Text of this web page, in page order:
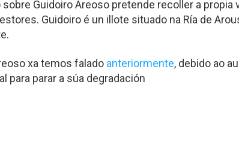
Guidoiro Areoso pretende recoller a
Guidoiro é un illote situado na Ría de
xa temos falado anteriormente, debido ao
para parar a súa degradación